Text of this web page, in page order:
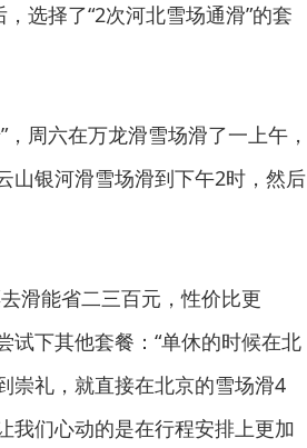
选择了“2次河北雪场通滑”的套
周六在万龙滑雪场滑了一上午，
山银河滑雪场滑到下午2时，然后
滑能省二三百元，性价比更
试下其他套餐：“单休的时候在北
崇礼，就直接在北京的雪场滑4
我们心动的是在行程安排上更加